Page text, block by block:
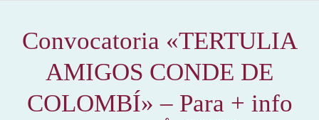
Convocatoria «TERTULIA
AMIGOS CONDE DE
COLOMBÍ» – Para + info